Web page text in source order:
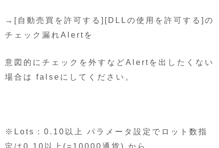
→[自動売買を許可する][DLLの使用を許可する]の
チェック漏れAlertを
意図的にチェックを外すなどAlertを出したくない
場合は falseにしてください。
※Lots：0.10以上 パラメータ設定でロット数指
定は0.10以上(=10000通貨) から